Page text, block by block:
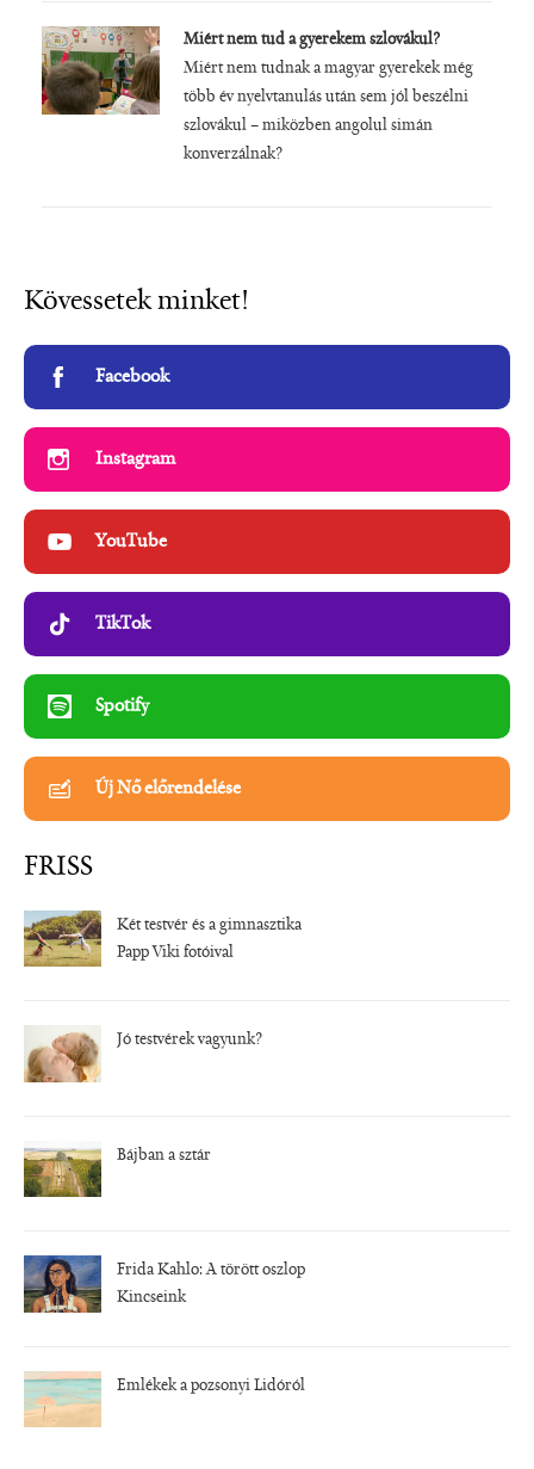
Miért nem tud a gyerekem szlovákul?
Miért nem tudnak a magyar gyerekek még
több év nyelvtanulás után sem jól beszélni
szlovákul – miközben angolul simán
konverzálnak?
Kövessetek minket!
Facebook
Instagram
YouTube
TikTok
Spotify
Új Nő előrendelése
FRISS
Két testvér és a gimnasztika
Papp Viki fotóival
Jó testvérek vagyunk?
Bájban a sztár
Frida Kahlo: A törött oszlop
Kincseink
Emlékek a pozsonyi Lidóról